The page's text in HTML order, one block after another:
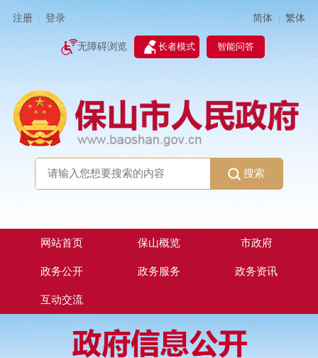
注册 登录 简体 | 繁体
无障碍浏览 长者模式 智能问答
搜索
网站首页 保山概览 市政府
政务公开 政务服务 政务资讯
互动交流